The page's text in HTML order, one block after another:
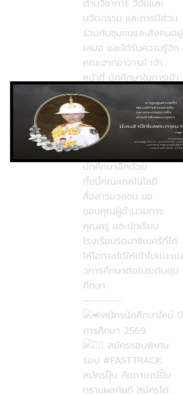
ด้านวิชาการ วิจัยและ
นวัตกรรม และการมีส่วน
ร่วมกับชุมชนและสังคมอยู่
เสมอ และได้รับความรู้จัก
คณะจากอาจารย์ เจ้า
หน้าที่ นักศึกษาในการเข้า
ร่วมในครั้งนี้ นักเรียนที่
เข้ามาร่วมงานจะได้รับ
ข้อมูลและประสบการณ์ที่
ถ่ายทอดโดยตรงจากเจ้า
หน้าที่ที่เกี่ยวข้องและ
นักศึกษาอีกด้วย
ทั้งนี้คณะเทคโนโลยี
สื่อสารมวลชน ขอ
ขอบคุณผู้อำนวยการ
คุณครู เเละนักเรียน
โรงเรียนรัตนาธิเบศร์ที่ได้
ให้โอกาสได้ให้เข้าไปเเนะเเน
วการศึกษาต่อในระดับอุม
ศึกษา
—————
สมัครนักศึกษาใหม่ ปี
การศึกษา 2569
สมัครรอบพิเศษ
รอบ #FASTTRACK
สมัครปุ๊บ สัมภาษณ์ปั๊บ
ทราบผลทันที สมัครได้